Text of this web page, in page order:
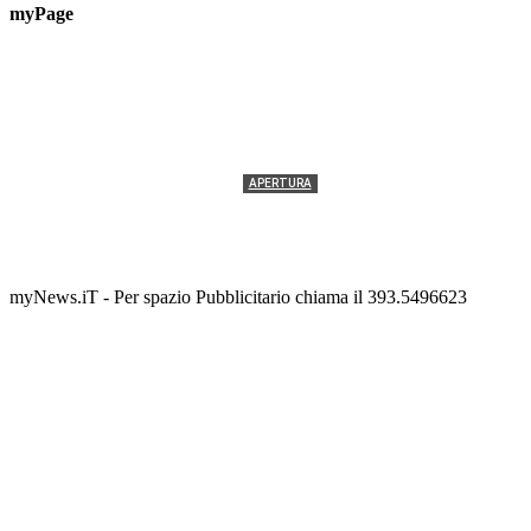
myPage
APERTURA
myNews.iT - Per spazio Pubblicitario chiama il 393.5496623